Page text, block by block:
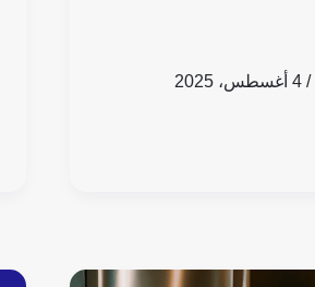
/ 4 أغسطس، 2025